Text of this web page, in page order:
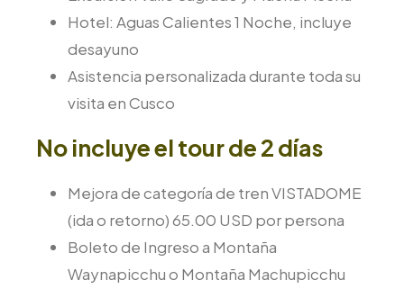
Hotel: Aguas Calientes 1 Noche, incluye
desayuno
Asistencia personalizada durante toda su
visita en Cusco
No incluye el tour de 2 días
Mejora de categoría de tren VISTADOME
(ida o retorno) 65.00 USD por persona
Boleto de Ingreso a Montaña
Waynapicchu o Montaña Machupicchu